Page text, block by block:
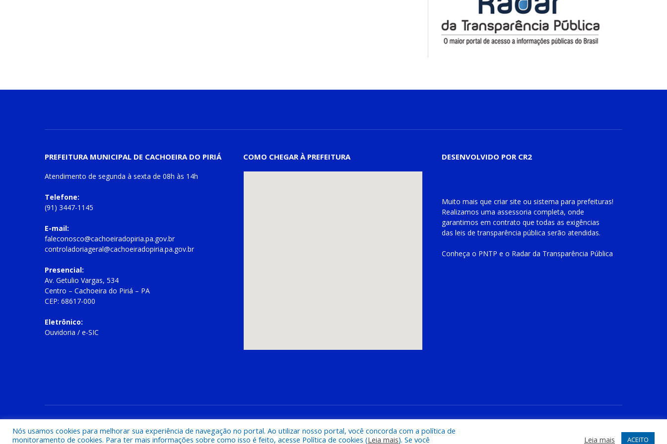
PREFEITURA MUNICIPAL DE CACHOEIRA DO PIRIÁ
Atendimento de segunda à sexta de 08h às 14h
Telefone:
(91) 3447-1145
E-mail:
faleconosco@cachoeiradopiria.pa.gov.br
controladoriageral@cachoeiradopiria.pa.gov.br
Presencial:
Av. Getulio Vargas, 534
Centro – Cachoeira do Piriá – PA
CEP: 68617-000
Eletrônico:
Ouvidoria / e-SIC
COMO CHEGAR À PREFEITURA DESENVOLVIDO POR CR2
Muito mais que criar site ou sistema para prefeituras!
Realizamos uma assessoria completa, onde
garantimos em contrato que todas as exigências
das leis de transparência pública serão atendidas.
Conheça o PNTP e o Radar da Transparência Pública
Nós usamos cookies para melhorar sua experiência de navegação no portal. Ao utilizar nosso portal, você concorda com a política de
monitoramento de cookies. Para ter mais informações sobre como isso é feito, acesse Política de cookies (Leia mais). Se você
Leia mais ACEITO